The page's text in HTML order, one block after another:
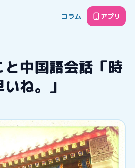
コラム アプリ
中国語会話「時
ね。」